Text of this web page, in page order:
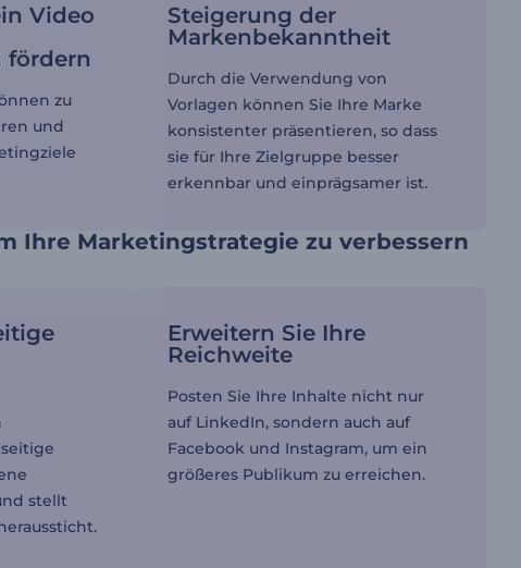
Video
fördern
zu
und
Steigerung der
Markenbekanntheit
Durch die Verwendung von
Vorlagen können Sie Ihre Marke
konsistenter präsentieren, so dass
sie für Ihre Zielgruppe besser
erkennbar und einprägsamer ist.
Ihre Marketingstrategie zu verbessern
stellt
Erweitern Sie Ihre
Reichweite
Posten Sie Ihre Inhalte nicht nur
auf LinkedIn, sondern auch auf
Facebook und Instagram, um ein
größeres Publikum zu erreichen.